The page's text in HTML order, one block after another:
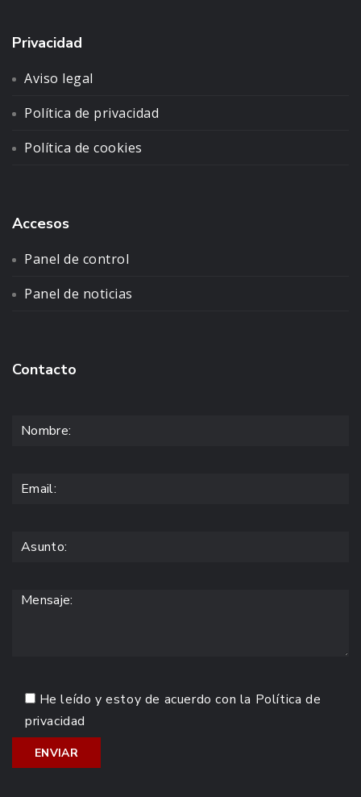
Privacidad
Aviso legal
Política de privacidad
Política de cookies
Accesos
Panel de control
Panel de noticias
Contacto
He leído y estoy de acuerdo con la Política de
privacidad